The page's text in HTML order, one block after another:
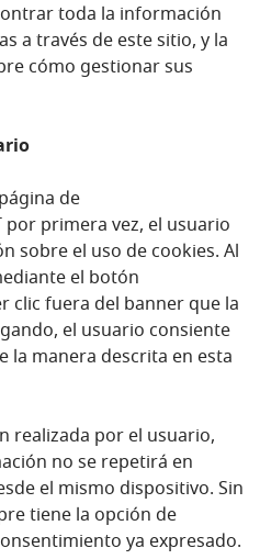
toda la información
a través de este sitio, y la
cómo gestionar sus
de
por primera vez, el usuario
sobre el uso de cookies. Al
el botón
clic fuera del banner que la
el usuario consiente
la manera descrita en esta
realizada por el usuario,
no se repetirá en
el mismo dispositivo. Sin
tiene la opción de
ya expresado.